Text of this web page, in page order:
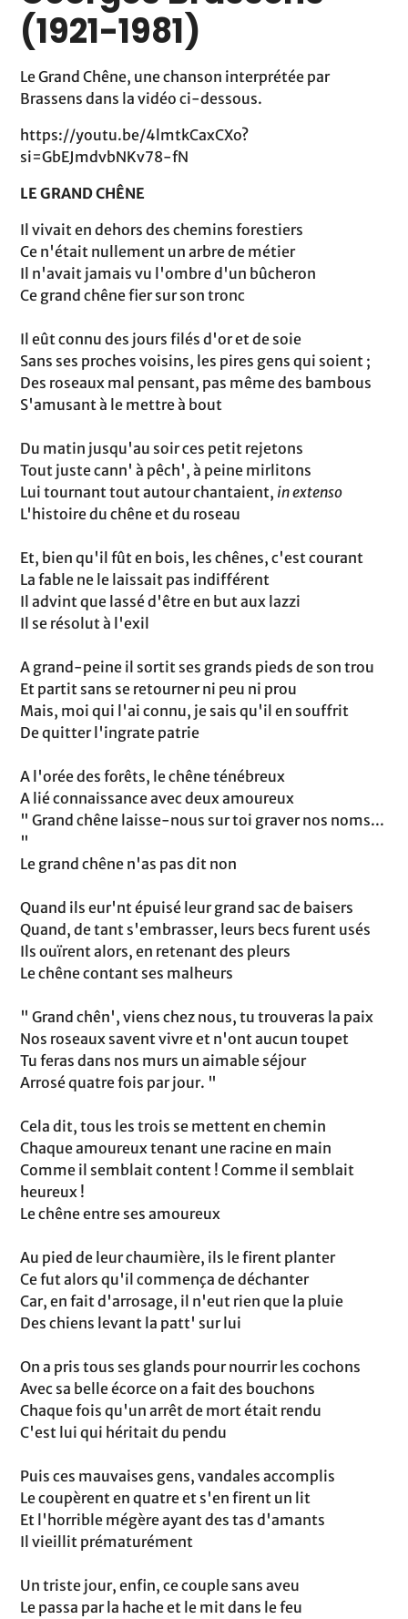
(1921-1981)
Le Grand Chêne, une chanson interprétée par
Brassens dans la vidéo ci-dessous.
https://youtu.be/4lmtkCaxCXo?
si=GbEJmdvbNKv78-fN
LE GRAND CHÊNE
Il vivait en dehors des chemins forestiers
Ce n'était nullement un arbre de métier
Il n'avait jamais vu l'ombre d'un bûcheron
Ce grand chêne fier sur son tronc
Il eût connu des jours filés d'or et de soie
Sans ses proches voisins, les pires gens qui soient ;
Des roseaux mal pensant, pas même des bambous
S'amusant à le mettre à bout
Du matin jusqu'au soir ces petit rejetons
Tout juste cann' à pêch', à peine mirlitons
Lui tournant tout autour chantaient, in extenso
L'histoire du chêne et du roseau
Et, bien qu'il fût en bois, les chênes, c'est courant
La fable ne le laissait pas indifférent
Il advint que lassé d'être en but aux lazzi
Il se résolut à l'exil
A grand-peine il sortit ses grands pieds de son trou
Et partit sans se retourner ni peu ni prou
Mais, moi qui l'ai connu, je sais qu'il en souffrit
De quitter l'ingrate patrie
A l'orée des forêts, le chêne ténébreux
A lié connaissance avec deux amoureux
" Grand chêne laisse-nous sur toi graver nos noms...
"
Le grand chêne n'as pas dit non
Quand ils eur'nt épuisé leur grand sac de baisers
Quand, de tant s'embrasser, leurs becs furent usés
Ils ouïrent alors, en retenant des pleurs
Le chêne contant ses malheurs
" Grand chên', viens chez nous, tu trouveras la paix
Nos roseaux savent vivre et n'ont aucun toupet
Tu feras dans nos murs un aimable séjour
Arrosé quatre fois par jour. "
Cela dit, tous les trois se mettent en chemin
Chaque amoureux tenant une racine en main
Comme il semblait content ! Comme il semblait
heureux !
Le chêne entre ses amoureux
Au pied de leur chaumière, ils le firent planter
Ce fut alors qu'il commença de déchanter
Car, en fait d'arrosage, il n'eut rien que la pluie
Des chiens levant la patt' sur lui
On a pris tous ses glands pour nourrir les cochons
Avec sa belle écorce on a fait des bouchons
Chaque fois qu'un arrêt de mort était rendu
C'est lui qui héritait du pendu
Puis ces mauvaises gens, vandales accomplis
Le coupèrent en quatre et s'en firent un lit
Et l'horrible mégère ayant des tas d'amants
Il vieillit prématurément
Un triste jour, enfin, ce couple sans aveu
Le passa par la hache et le mit dans le feu